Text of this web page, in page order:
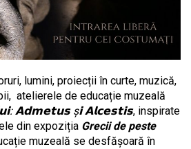
lumini, proiecții în curte, muzică,
atelierele de educație muzeală
:𝗔𝗱𝗺𝗲𝘁𝘂𝘀ș𝗶 𝗔𝗹𝗰𝗲𝘀𝘁𝗶𝘀, inspirate
din expoziția Grecii de peste
muzeală se desfășoară în